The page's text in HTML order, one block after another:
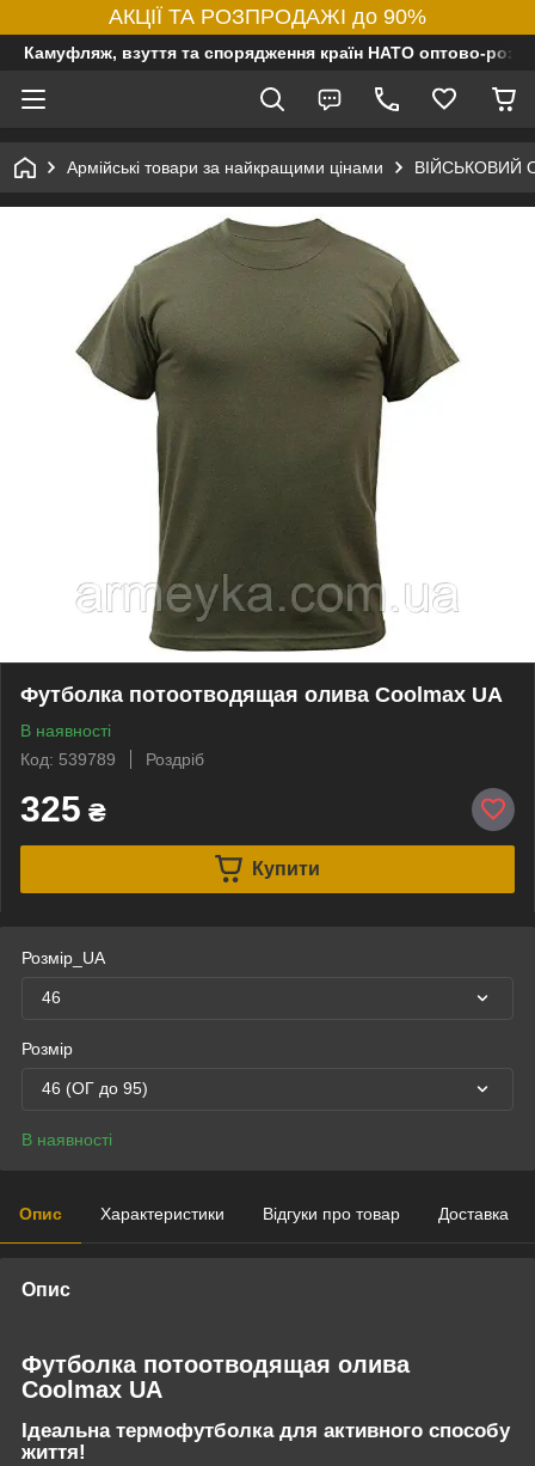
АКЦІЇ ТА РОЗПРОДАЖІ до 90%
Камуфляж, взуття та спорядження країн НАТО оптово-
Армійські товари за найкращими цінами ВІЙСЬКОВИЙ
Футболка потоотводящая олива Coolmax UA
В наявності
Код: 539789
Роздріб
325 ₴
Купити
Розмір_UA
46
Розмір
46 (ОГ до 95)
В наявності
Опис Характеристики Відгуки про товар Доставка
Опис
Футболка потоотводящая олива
Coolmax UA
Ідеальна термофутболка для активного способу
життя!